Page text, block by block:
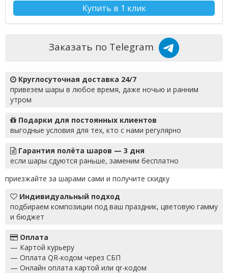
Купить в 1 клик
Заказать по Telegram
Круглосуточная доставка 24/7
привезем шары в любое время, даже ночью и ранним
утром
Подарки для постоянных клиентов
выгодные условия для тех, кто с нами регулярно
Гарантия полёта шаров — 3 дня
если шары сдуются раньше, заменим бесплатно
приезжайте за шарами сами и получите скидку
Индивидуальный подход
подбираем композиции под ваш праздник, цветовую гамму
и бюджет
Оплата
— Картой курьеру
— Оплата QR-кодом через СБП
— Онлайн оплата картой или qr-кодом